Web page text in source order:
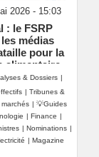
2026 - 15:03
: le FSRP
médias
pour la
alimentaire
& Dossiers |
| Tribunes &
| 💡Guides
| Finance |
| Nominations |
| Magazine